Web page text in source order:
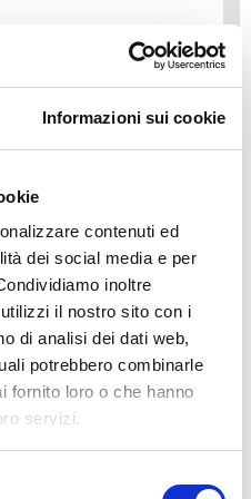
Informazioni sui cookie
contenuti ed
dei social media e per
inoltre
il nostro sito con i
di analisi dei dati web,
potrebbero combinarle
fornito loro o che hanno
servizi.
AL CARRELLO
in Italy. Produciamo la